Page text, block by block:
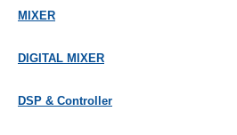
MIXER
DIGITAL MIXER
DSP & Controller